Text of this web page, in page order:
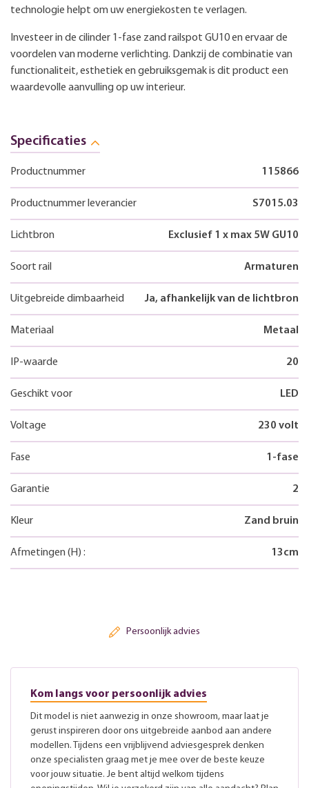
technologie helpt om uw energiekosten te verlagen.
Investeer in de cilinder 1-fase zand railspot GU10 en ervaar de
voordelen van moderne verlichting. Dankzij de combinatie van
functionaliteit, esthetiek en gebruiksgemak is dit product een
waardevolle aanvulling op uw interieur.
Specificaties
Productnummer 115866
Productnummer leverancier S7015.03
Lichtbron Exclusief 1 x max 5W GU10
Soort rail Armaturen
Uitgebreide dimbaarheid Ja, afhankelijk van de lichtbron
Materiaal Metaal
IP-waarde 20
Geschikt voor LED
Voltage 230 volt
Fase 1-fase
Garantie 2
Kleur Zand bruin
Afmetingen (H) : 13cm
Persoonlijk advies
Kom langs voor persoonlijk advies
Dit model is niet aanwezig in onze showroom, maar laat je
gerust inspireren door ons uitgebreide aanbod aan andere
modellen. Tijdens een vrijblijvend adviesgesprek denken
onze specialisten graag met je mee over de beste keuze
voor jouw situatie. Je bent altijd welkom tijdens